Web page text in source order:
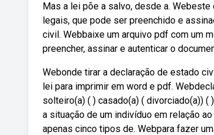
Mas a lei põe a salvo, desde a.
legais, que pode ser preenchido e
civil. Webbaixe um arquivo pdf com um
preencher, assinar e autenticar o
Webonde tirar a declaração de estado
lei para imprimir em word e pdf.
solteiro(a) ( ) casado(a) ( divorciado(a))
a situação de um indivíduo em relação
apenas cinco tipos de. Webpara fazer